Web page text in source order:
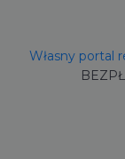
Własny portal